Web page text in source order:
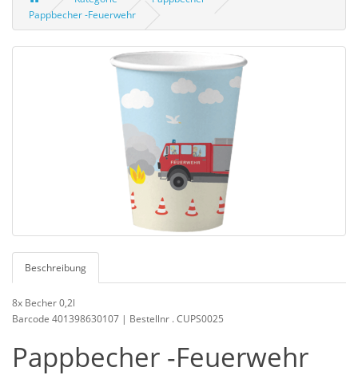
Pappbecher -Feuerwehr
Beschreibung
8x Becher 0,2l
Barcode 401398630107 | Bestellnr . CUPS0025
Pappbecher -Feuerwehr